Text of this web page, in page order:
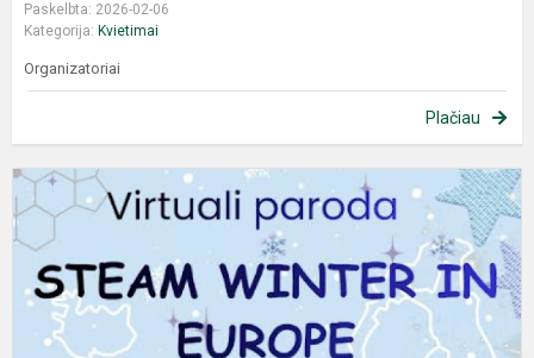
Paskelbta: 2026-02-06
Kategorija: Kvietimai
Organizatoriai
Plačiau